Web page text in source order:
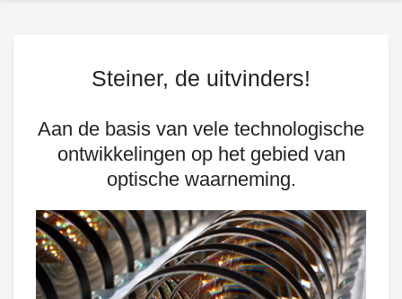
Steiner, de uitvinders!
Aan de basis van vele technologische
ontwikkelingen op het gebied van
optische waarneming.